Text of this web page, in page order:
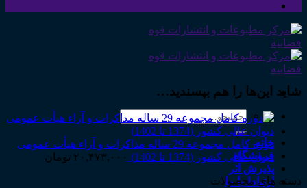
جستجو
برای:
خانه
فروشگاه
پذیرش اثر
ارتباط با ما
شاید این‌ها را هم بپسندید…
دوره کامل مجموعه 29 ساله مذاکرات و آراء هیأت عمومی
دیوان عالی کشور (1374 تا 1402)
۲۰,۴۷۳,۰۰۰ تومان
دسته های محصولات